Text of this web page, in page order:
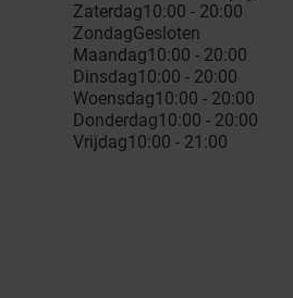
Zaterdag10:00 - 20:00
ZondagGesloten
Maandag10:00 - 20:00
Dinsdag10:00 - 20:00
Woensdag10:00 - 20:00
Donderdag10:00 - 20:00
Vrijdag10:00 - 21:00